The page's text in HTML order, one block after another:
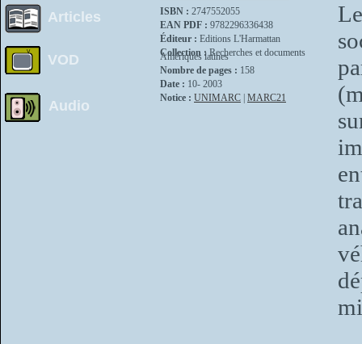
Articles
VOD
Audio
ISBN : 2747552055
EAN PDF : 9782296336438
Éditeur : Editions L'Harmattan
Collection :Recherches et documents
Amériques latines
Nombre de pages : 158
Date : 10- 2003
Notice : UNIMARC MARC21